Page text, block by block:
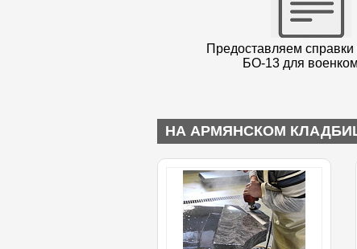
Предоставляем
БО-13 для
НА АРМЯНСКОМ